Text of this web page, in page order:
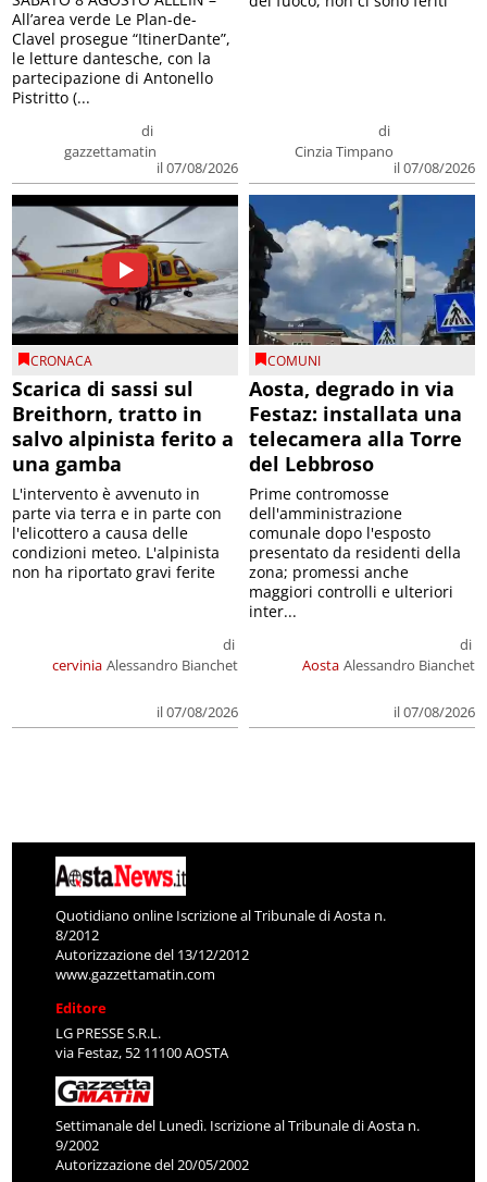
di
gazzettamatin
il 07/08/2026
All’area verde Le Plan-de-
Clavel prosegue “ItinerDante”,
le letture dantesche, con la
partecipazione di Antonello
Pistritto (...
di
Cinzia Timpano
il 07/08/2026
CRONACA
Scarica di sassi sul
Breithorn, tratto in
salvo alpinista ferito a
una gamba
cervinia
di
Alessandro Bianchet
il 07/08/2026
L'intervento è avvenuto in
parte via terra e in parte con
l'elicottero a causa delle
condizioni meteo. L'alpinista
non ha riportato gravi ferite
COMUNI
Aosta, degrado in via
Festaz: installata una
telecamera alla Torre
del Lebbroso
Aosta
di
Alessandro Bianchet
il 07/08/2026
Prime contromosse
dell'amministrazione
comunale dopo l'esposto
presentato da residenti della
zona; promessi anche
maggiori controlli e ulteriori
inter...
Quotidiano online Iscrizione al Tribunale di Aosta n.
8/2012
Autorizzazione del 13/12/2012
www.gazzettamatin.com
Editore
LG PRESSE S.R.L.
via Festaz, 52 11100 AOSTA
Settimanale del Lunedì. Iscrizione al Tribunale di Aosta n.
9/2002
Autorizzazione del 20/05/2002